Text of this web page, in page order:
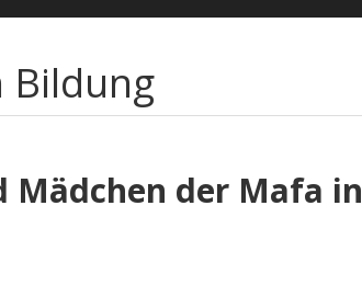
Bildung
der Mafa in